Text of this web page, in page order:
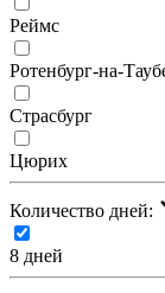
Реймс
Ротенбург-на-
Страсбург
Цюрих
Количество дней:
8 дней